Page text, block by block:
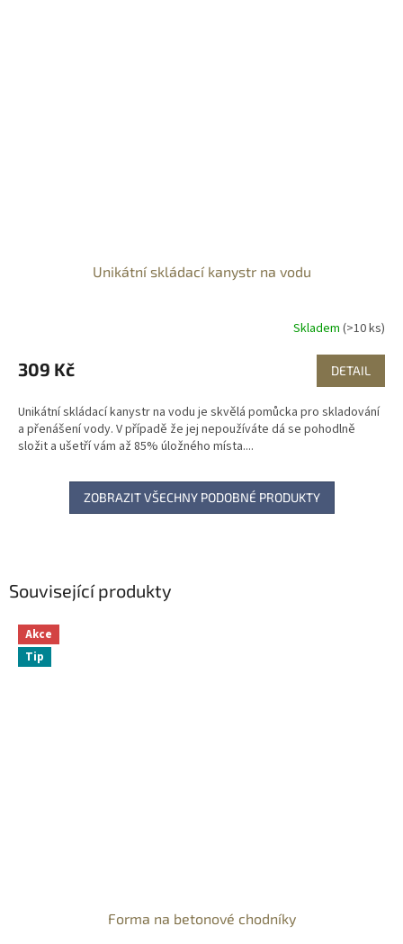
Související produkty
Akce
Tip
Forma na betonové chodníky
Unikátní skládací kanystr na vodu
Skladem (>10 ks)
309 Kč DETAIL
Unikátní skládací kanystr na vodu je skvělá pomůcka pro skladování
a přenášení vody. V případě že jej nepoužíváte dá se pohodlně
složit a ušetří vám až 85% úložného místa....
ZOBRAZIT VŠECHNY PODOBNÉ PRODUKTY